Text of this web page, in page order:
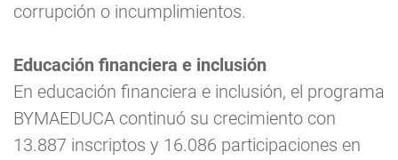
corrupción o incumplimientos.
Educación financiera e inclusión
En educación financiera e inclusión, el programa
BYMAEDUCA continuó su crecimiento con
13.887 inscriptos y 16.086 participaciones en